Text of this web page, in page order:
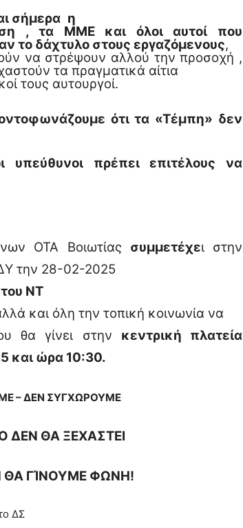
σήμερα η
, τα ΜΜΕ και όλοι αυτοί που
το δάχτυλο στους εργαζόμενους,
να στρέψουν αλλού την προσοχή ,
τα πραγματικά αίτια
τους αυτουργοί.
ότι τα «Τέμπη» δεν
υπεύθυνοι πρέπει επιτέλους να
ΟΤΑ Βοιωτίας συμμετέχει στην
την 28-02-2025
ΝΤ
και όλη την τοπική κοινωνία να
θα γίνει στην κεντρική πλατεία
και ώρα 10:30.
– ΔΕΝ ΣΥΓΧΩΡΟΥΜΕ
ΔΕΝ ΘΑ ΞΕΧΑΣΤΕΙ
ΓΊΝΟΥΜΕ ΦΩΝΗ!
ΔΣ